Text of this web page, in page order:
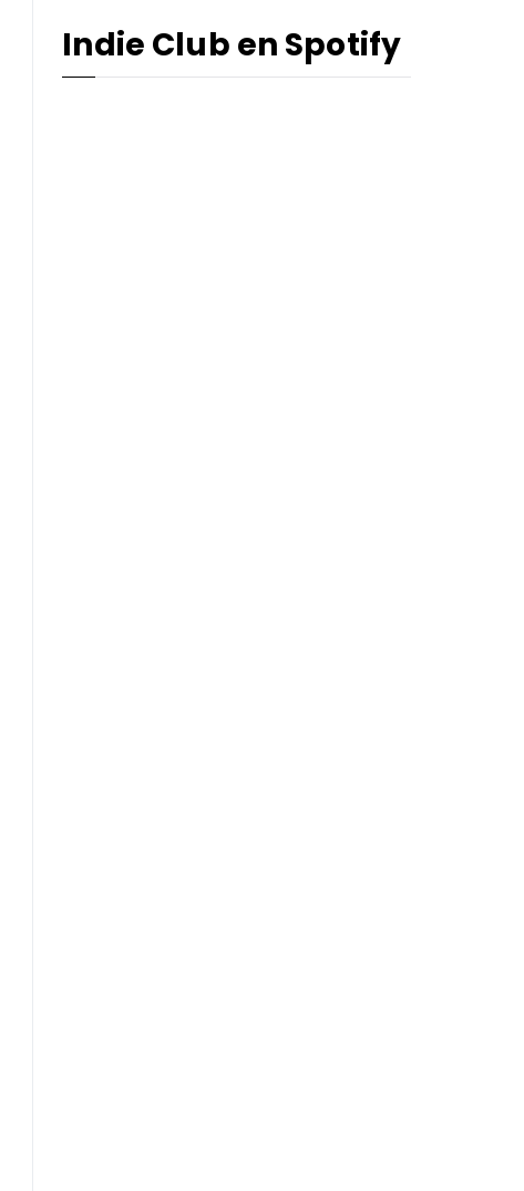
Indie Club en Spotify